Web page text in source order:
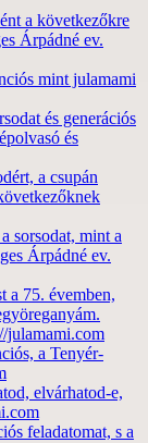
a következőkre
Árpádné ev.
mint julamami
és generációs
és
a csupán
sorsodat, mint a
Árpádné ev.
a 75. évemben,
julamami.com
a Tenyér-
elvárhatod-e,
feladatomat, s a